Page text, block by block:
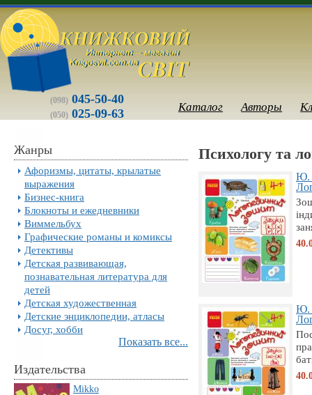
(098) 045-50-40
(050) 025-09-63 Каталог Авторы
Жанры
Афоризмы, цитаты, крылатые
выражения
Бизнес-книга
Блокноты и ежедневники
Виммельбух
Графические романы и комиксы
Детективы
Детская развивающая,
познавательная литература для
детей
Детская художественная
Детские энциклопедии, атласы
Досуг, хобби
Показать все...
Издательства
Mikko
Психологу та
Ю.
Ю.